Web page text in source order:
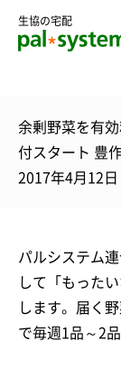
生協の宅配
余剰野菜を有
付スタート 豊
2017年4月12日
パルシステム
して「もった
します。届く
で毎週1品～2